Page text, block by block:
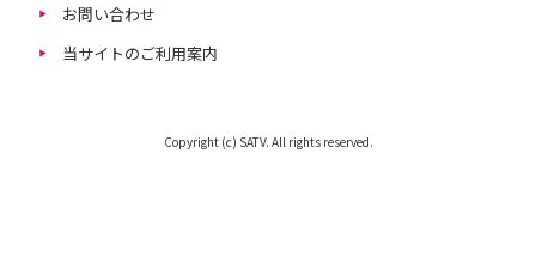
お問い合わせ
当サイトのご利用案内
Copyright (c) SATV. All rights reserved.